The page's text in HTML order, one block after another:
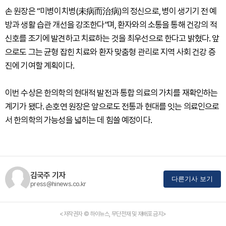
손 원장은 “미병이치병(未病而治病)의 정신으로, 병이 생기기 전 예
방과 생활 습관 개선을 강조한다”며, 환자와의 소통을 통해 건강의 적
신호를 조기에 발견하고 치료하는 것을 최우선으로 한다고 밝혔다. 앞
으로도 그는 균형 잡힌 치료와 환자 맞춤형 관리로 지역 사회 건강 증
진에 기여할 계획이다.
이번 수상은 한의학의 현대적 발전과 통합 의료의 가치를 재확인하는
계기가 됐다. 손호연 원장은 앞으로도 전통과 현대를 잇는 의료인으로
서 한의학의 가능성을 넓히는 데 힘쓸 예정이다.
김국주 기자
press@hinews.co.kr
다른기사 보기
<저작권자 © 하이뉴스, 무단전재 및 재배포 금지>